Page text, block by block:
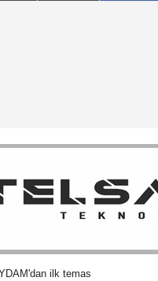
ilk temas